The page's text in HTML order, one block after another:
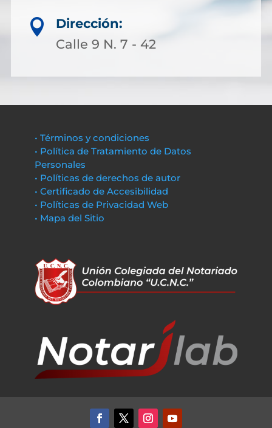

Dirección:
Calle 9 N. 7 - 42
• Términos y condiciones
• Política de Tratamiento de Datos
Personales
• Políticas de derechos de autor
• Certificado de Accesibilidad
• Políticas de Privacidad Web
• Mapa del Sitio